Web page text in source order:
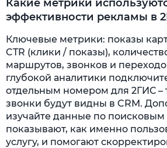
Какие метрики
эффективности рекламы в
Ключевые метрики: показы
CTR (клики / показы),
маршрутов, звонков и
глубокой аналитики
отдельным номером для 2ГИС –
звонки будут видны в CRM.
изучайте данные по поисковым
показывают, как именно
услугу, и помогают